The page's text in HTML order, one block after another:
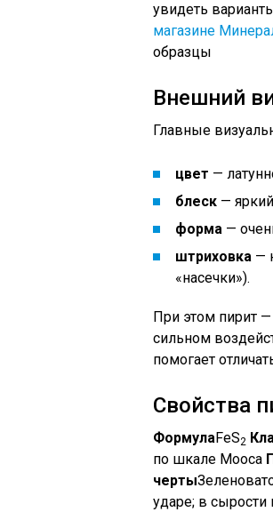
увидеть
магазине
образцы
Внешний
Главные
цвет —
блеск —
форма —
штриховка —
«насечки»).
При этом пирит
сильном
помогает
Свойства
ФормулаFeS2
по шкале Мооса
черты
ударе; в сырости